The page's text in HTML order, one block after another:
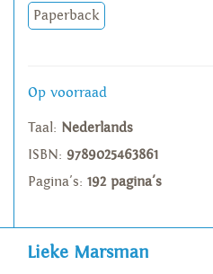
Paperback
Op voorraad
Taal: Nederlands
ISBN: 9789025463861
Pagina's: 192 pagina's
Lieke Marsman